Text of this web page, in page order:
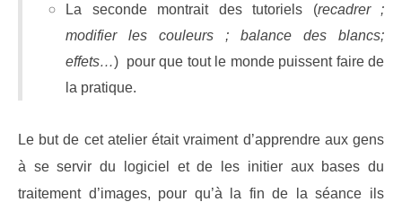
La seconde montrait des tutoriels (recadrer ;
modifier les couleurs ; balance des blancs;
effets…) pour que tout le monde puissent faire de
la pratique.
Le but de cet atelier était vraiment d’apprendre aux gens
à se servir du logiciel et de les initier aux bases du
traitement d’images, pour qu’à la fin de la séance ils